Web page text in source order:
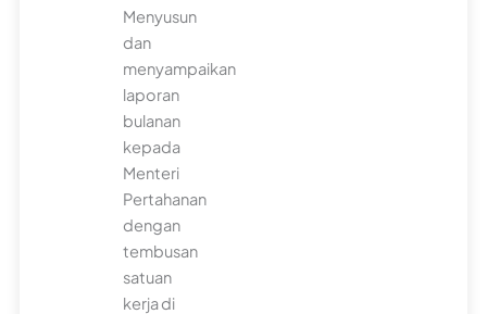
Menyusun
dan
menyampaikan
laporan
bulanan
kepada
Menteri
Pertahanan
dengan
tembusan
satuan
kerja di